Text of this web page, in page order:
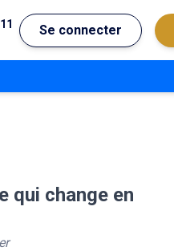
Se connecter
d'entraînement
qui change en